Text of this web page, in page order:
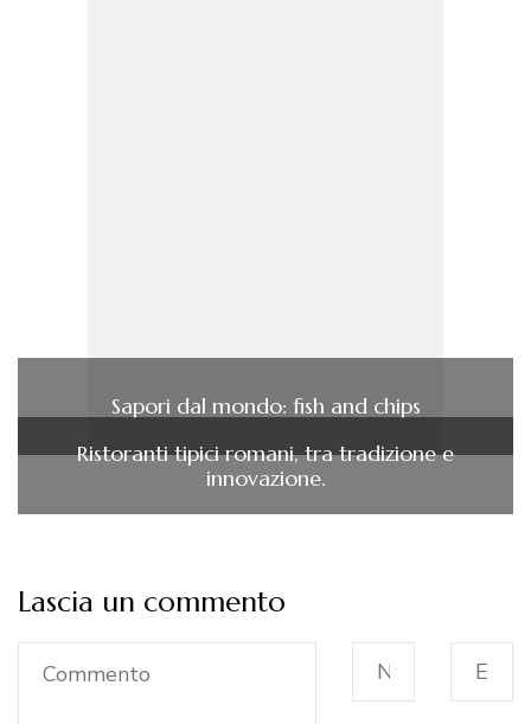
Sapori dal mondo: fish and chips
Ristoranti tipici romani, tra tradizione e
innovazione.
Lascia un commento